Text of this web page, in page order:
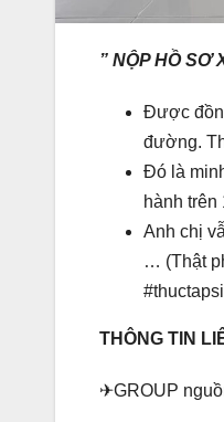
” NỘP HỒ SƠ
Được
đường.
Đó là
hành
Anh chị
… (Thật
THÔNG TIN
✈GROUP